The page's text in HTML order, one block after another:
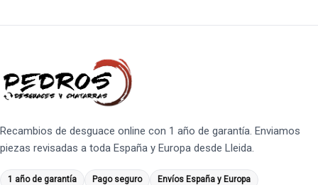
Recambios de desguace online con 1 año de garantía. Enviamos
piezas revisadas a toda España y Europa desde Lleida.
1 año de garantía Pago seguro Envíos España y Europa